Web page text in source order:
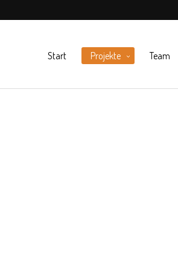
Start Projekte Team